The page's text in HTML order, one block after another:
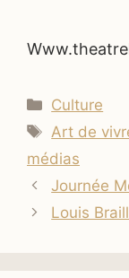
Catégories
Culture
Étiquettes
Art de
médias
Journée
Louis